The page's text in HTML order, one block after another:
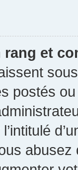
rang et
postés